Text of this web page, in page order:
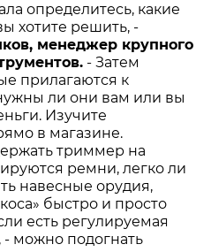
определитесь, какие
хотите решить, -
менеджер крупного
- Затем
прилагаются к
ли они вам или вы
Изучите
в магазине.
триммер на
ремни, легко ли
навесные орудия,
быстро и просто
есть регулируемая
- можно подо­гнать